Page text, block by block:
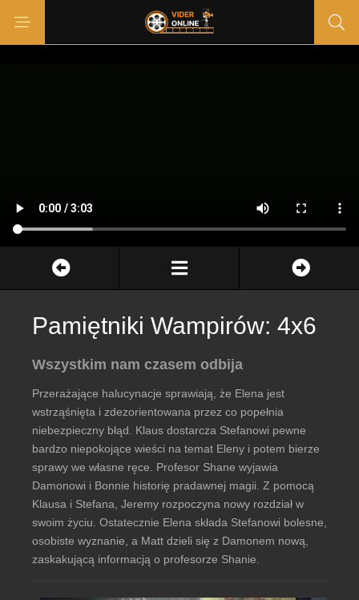
Pamiętniki Wampirów: 4x6
Wszystkim nam czasem odbija
Przerażające halucynacje sprawiają, że Elena jest
wstrząśnięta i zdezorientowana przez co popełnia
niebezpieczny błąd. Klaus dostarcza Stefanowi pewne
bardzo niepokojące wieści na temat Eleny i potem bierze
sprawy we własne ręce. Profesor Shane wyjawia
Damonowi i Bonnie historię pradawnej magii. Z pomocą
Klausa i Stefana, Jeremy rozpoczyna nowy rozdział w
swoim życiu. Ostatecznie Elena składa Stefanowi bolesne,
osobiste wyznanie, a Matt dzieli się z Damonem nową,
zaskakującą informacją o profesorze Shanie.